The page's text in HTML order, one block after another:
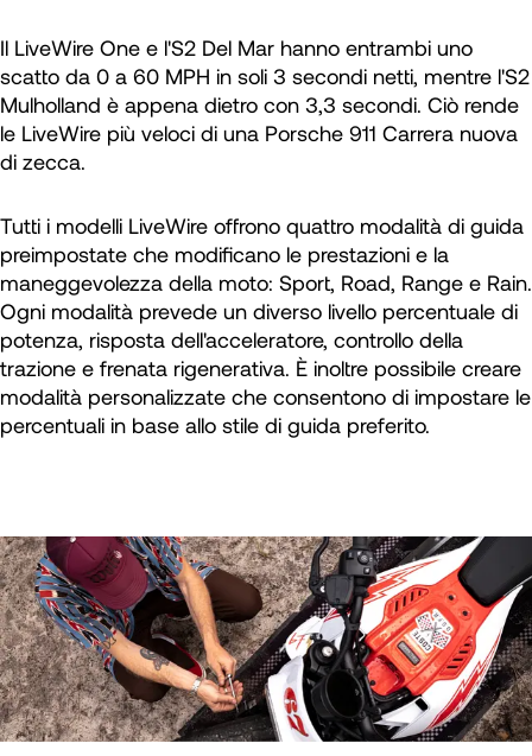
Il LiveWire One e l'S2 Del Mar hanno entrambi uno
scatto da 0 a 60 MPH in soli 3 secondi netti, mentre l'S2
Mulholland è appena dietro con 3,3 secondi. Ciò rende
le LiveWire più veloci di una Porsche 911 Carrera nuova
di zecca.
Tutti i modelli LiveWire offrono quattro modalità di guida
preimpostate che modificano le prestazioni e la
maneggevolezza della moto: Sport, Road, Range e Rain.
Ogni modalità prevede un diverso livello percentuale di
potenza, risposta dell'acceleratore, controllo della
trazione e frenata rigenerativa. È inoltre possibile creare
modalità personalizzate che consentono di impostare le
percentuali in base allo stile di guida preferito.